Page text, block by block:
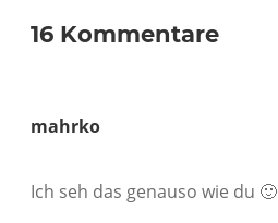
16 Kommentare
mahrko
Ich seh das genauso wie du 🙂